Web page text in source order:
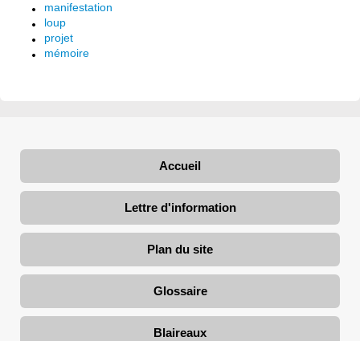
manifestation
loup
projet
mémoire
Accueil
Lettre d'information
Plan du site
Glossaire
Blaireaux